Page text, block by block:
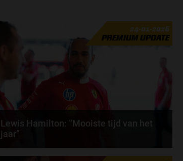
24-01-2026
PREMIUM UPDATE
Lewis Hamilton: “Mooiste tijd van het
jaar”
Het Formule 1-seizoen van 2026 staat op het punt